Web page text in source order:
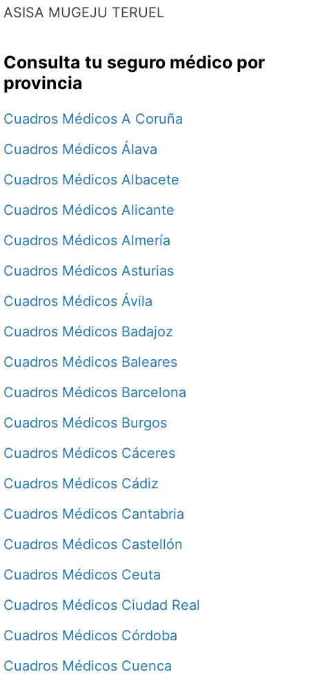
ASISA MUGEJU TERUEL
Consulta tu seguro médico por
provincia
Cuadros Médicos A Coruña
Cuadros Médicos Álava
Cuadros Médicos Albacete
Cuadros Médicos Alicante
Cuadros Médicos Almería
Cuadros Médicos Asturias
Cuadros Médicos Ávila
Cuadros Médicos Badajoz
Cuadros Médicos Baleares
Cuadros Médicos Barcelona
Cuadros Médicos Burgos
Cuadros Médicos Cáceres
Cuadros Médicos Cádiz
Cuadros Médicos Cantabria
Cuadros Médicos Castellón
Cuadros Médicos Ceuta
Cuadros Médicos Ciudad Real
Cuadros Médicos Córdoba
Cuadros Médicos Cuenca